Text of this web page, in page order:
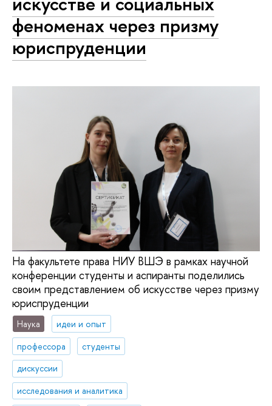
феноменах через призму
юриспруденции
На факультете права НИУ ВШЭ в рамках научной
конференции студенты и аспиранты поделились
своим представлением об искусстве через призму
юриспруденции
Наука
идеи и опыт
профессора
студенты
дискуссии
исследования и аналитика